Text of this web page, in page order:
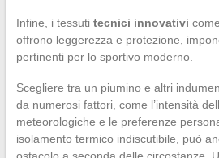
Infine, i tessuti tecnici innovativi
offrono leggerezza e protezione,
pertinenti per lo sportivo moderno.
Scegliere tra un piumino e altri
da numerosi fattori, come l’intensità
meteorologiche e le preferenze
isolamento termico indiscutibile, può